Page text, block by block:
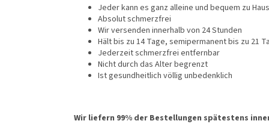
Jeder kann es ganz alleine und bequem zu
Absolut schmerzfrei
Wir versenden innerhalb von 24 Stunden
Hält bis zu 14 Tage, semipermanent bis zu 21
Jederzeit schmerzfrei entfernbar
Nicht durch das Alter begrenzt
Ist gesundheitlich völlig unbedenklich
Wir liefern 99% der Bestellungen spätestens